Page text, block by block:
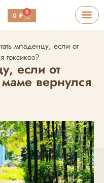
0₽ 0
младенцу, если от
токсикоз?
если от
вернулся